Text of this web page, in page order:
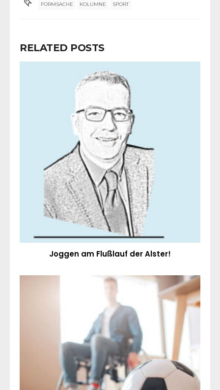
FORMSACHE KOLUMNE SPORT
RELATED POSTS
Joggen am Flußlauf der Alster!